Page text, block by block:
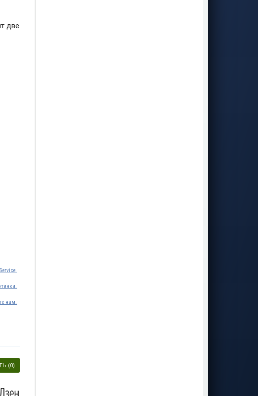
две
нам.
(0)